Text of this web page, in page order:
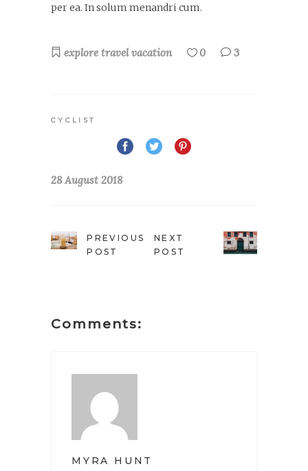
per ea. In solum menandri cum.
explore travel vacation 0 3
CYCLIST
28 August 2018
PREVIOUS
POST
NEXT
POST
Comments:
MYRA HUNT